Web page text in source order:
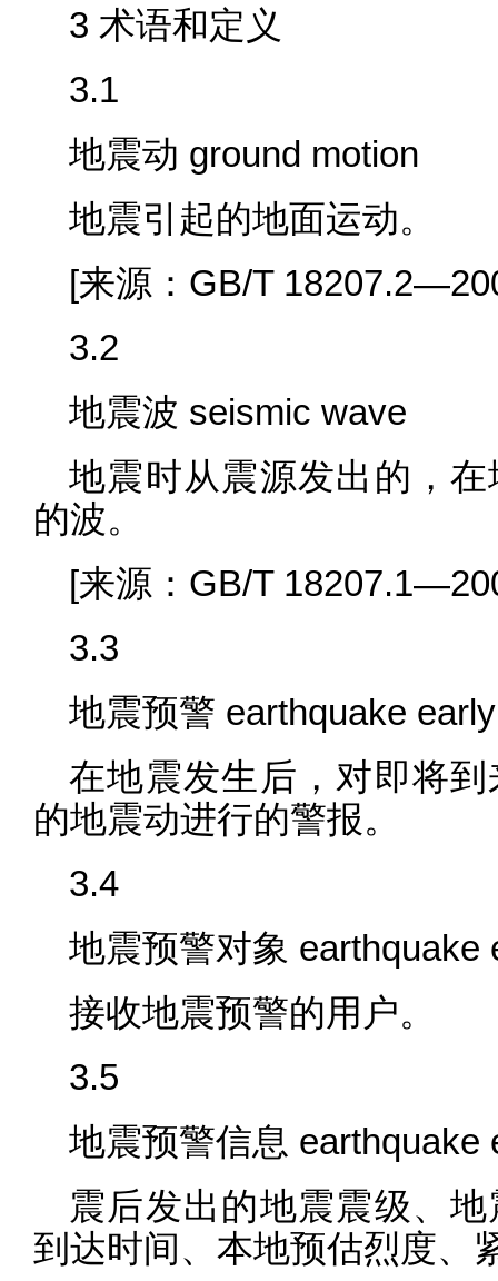
3 术语和定义
3.1
地震动 ground motion
地震引起的地面运动。
[来源：GB/T
3.2
地震波 seismic wave
地震时从震源发出的，
的波。
[来源：GB/T
3.3
地震预警 earthquake
在地震发生后，对即将
的地震动进行的警报。
3.4
地震预警对象 earthquake
接收地震预警的用户。
3.5
地震预警信息 earthquake
震后发出的地震震级、
到达时间、本地预估烈度、